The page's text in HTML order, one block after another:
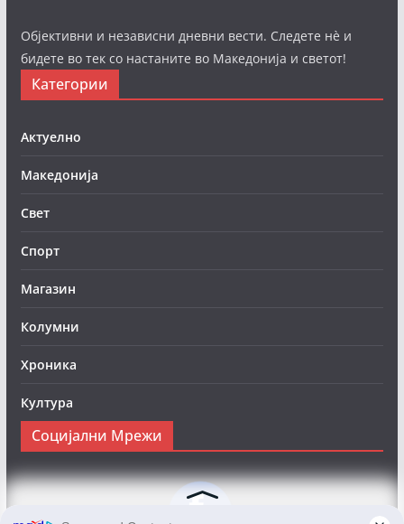
Објективни и независни дневни вести. Следете нè и
бидете во тек со настаните во Македонија и светот!
Категории
Актуелно
Македонија
Свет
Спорт
Магазин
Колумни
Хроника
Култура
Социјални Мрежи